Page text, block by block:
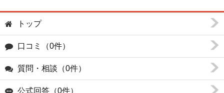
トップ
口コミ（0件）
質問・相談（0件）
公式回答（0件）